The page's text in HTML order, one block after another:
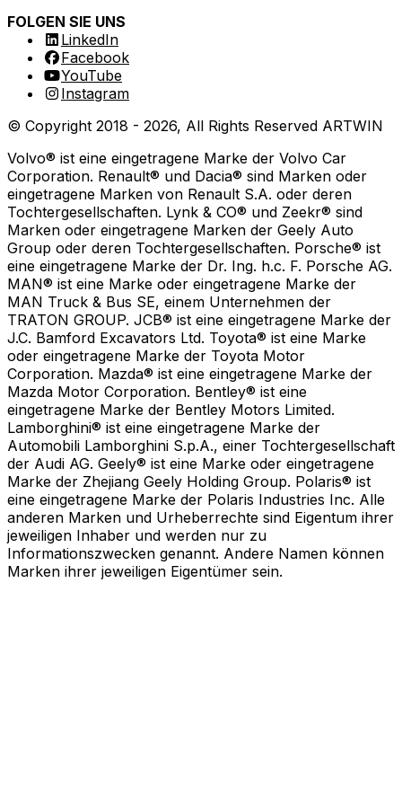
FOLGEN SIE UNS
LinkedIn
Facebook
YouTube
Instagram
© Copyright 2018 - 2026, All Rights Reserved ARTWIN
Volvo® ist eine eingetragene Marke der Volvo Car
Corporation. Renault® und Dacia® sind Marken oder
eingetragene Marken von Renault S.A. oder deren
Tochtergesellschaften. Lynk & CO® und Zeekr® sind
Marken oder eingetragene Marken der Geely Auto
Group oder deren Tochtergesellschaften. Porsche® ist
eine eingetragene Marke der Dr. Ing. h.c. F. Porsche AG.
MAN® ist eine Marke oder eingetragene Marke der
MAN Truck & Bus SE, einem Unternehmen der
TRATON GROUP. JCB® ist eine eingetragene Marke der
J.C. Bamford Excavators Ltd. Toyota® ist eine Marke
oder eingetragene Marke der Toyota Motor
Corporation. Mazda® ist eine eingetragene Marke der
Mazda Motor Corporation. Bentley® ist eine
eingetragene Marke der Bentley Motors Limited.
Lamborghini® ist eine eingetragene Marke der
Automobili Lamborghini S.p.A., einer Tochtergesellschaft
der Audi AG. Geely® ist eine Marke oder eingetragene
Marke der Zhejiang Geely Holding Group. Polaris® ist
eine eingetragene Marke der Polaris Industries Inc. Alle
anderen Marken und Urheberrechte sind Eigentum ihrer
jeweiligen Inhaber und werden nur zu
Informationszwecken genannt. Andere Namen können
Marken ihrer jeweiligen Eigentümer sein.